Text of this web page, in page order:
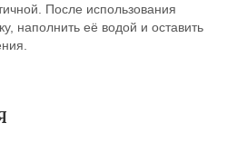
После использования
наполнить её водой и оставить